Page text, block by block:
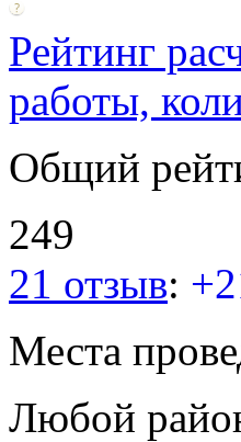
Рейтинг
работы,
Общий
249
21 отзыв:
Места
Любой